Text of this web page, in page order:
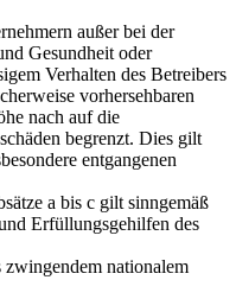
außer bei der
Gesundheit oder
Verhalten des Betreibers
vorhersehbaren
nach auf die
begrenzt. Dies gilt
entgangenen
a bis c gilt sinngemäß
Erfüllungsgehilfen des
nationalem